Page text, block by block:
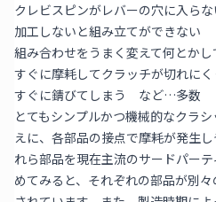
クレビスピンがレバーの穴に入らな
加工しないと組み立てができない
組み合わせをうまく変えて何とかし
すぐに摩耗してクラッチが切れにく
すぐに錆びてしまう など…多数
とてもシンプルかつ機械的なクラ
えに、各部品の接点で摩耗が発生
れら部品を現在主流のサードパー
めてみると、それぞれの部品が別